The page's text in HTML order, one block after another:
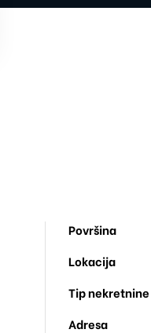
Površina
Lokacija
Tip nekretnine
Adresa